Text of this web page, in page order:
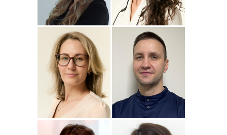
Подробнеео Полина
Соколовская
Стоматолог-терапевт
Подробнее о
Прохорова
Анастасия
Стоматолог-терапевт
Подробнеео
Сейфетдинова
Юлия
Стоматолог-ортодонт
Подробнеео
Симонов
Стоматолог детский